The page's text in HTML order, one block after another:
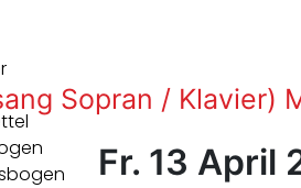
Sopran / Klavier)
Fr. 13 April